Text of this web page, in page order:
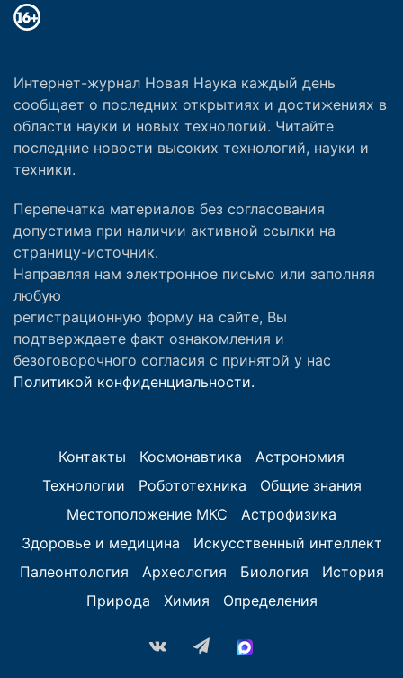
Интернет-журнал Новая Наука каждый день
сообщает о последних открытиях и достижениях в
области науки и новых технологий. Читайте
последние новости высоких технологий, науки и
техники.
Перепечатка материалов без согласования
допустима при наличии активной ссылки на
страницу-источник.
Направляя нам электронное письмо или заполняя
любую
регистрационную форму на сайте, Вы
подтверждаете факт ознакомления и
безоговорочного согласия с принятой у нас
Политикой конфиденциальности.
Контакты Космонавтика
Астрономия
Технологии
Робототехника
Общие знания
Местоположение МКС
Астрофизика
Здоровье и медицина
Искусственный интеллект
Палеонтология
Археология Биология
История
Природа
Химия Определения
vk.com Telegram